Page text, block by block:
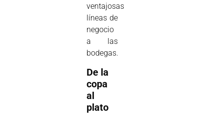
ventajosas
líneas de
negocio
a las
bodegas.
De la
copa
al
plato